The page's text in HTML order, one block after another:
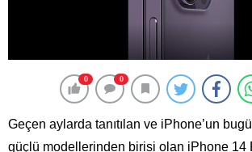
0 0
Geçen aylarda tanıtılan ve iPhone’un
güçlü modellerinden birisi olan iPhone 14